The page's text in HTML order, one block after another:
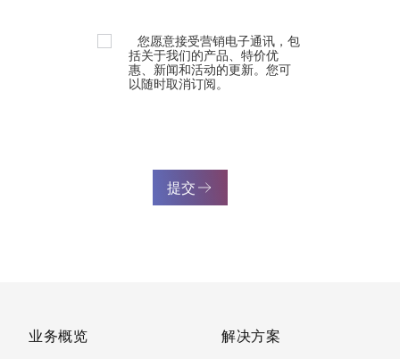
您愿意接受营销电子通讯，包
括关于我们的产品、特价优
惠、新闻和活动的更新。您可
以随时取消订阅。
提交
业务概览
解决方案